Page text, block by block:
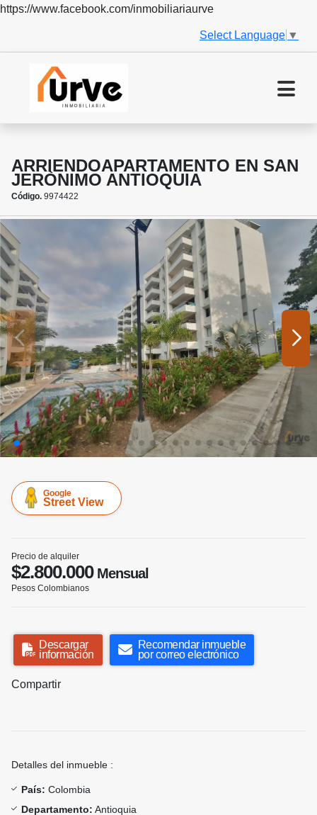
https://www.facebook.com/inmobiliariaurve
Select Language ▼
ARRIENDOAPARTAMENTO EN SAN
JERÒNIMO ANTIOQUIA
Código. 9974422
Google
Street View
Precio de alquiler
$2.800.000Mensual
Pesos Colombianos
Descargar
información
Recomendar inmueble
por correo electrónico
Compartir
Detalles del inmueble :
País: Colombia
Departamento: Antioquia